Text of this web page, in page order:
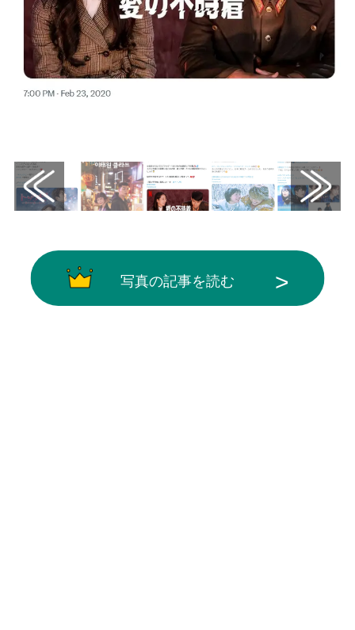
写真の記事を読む